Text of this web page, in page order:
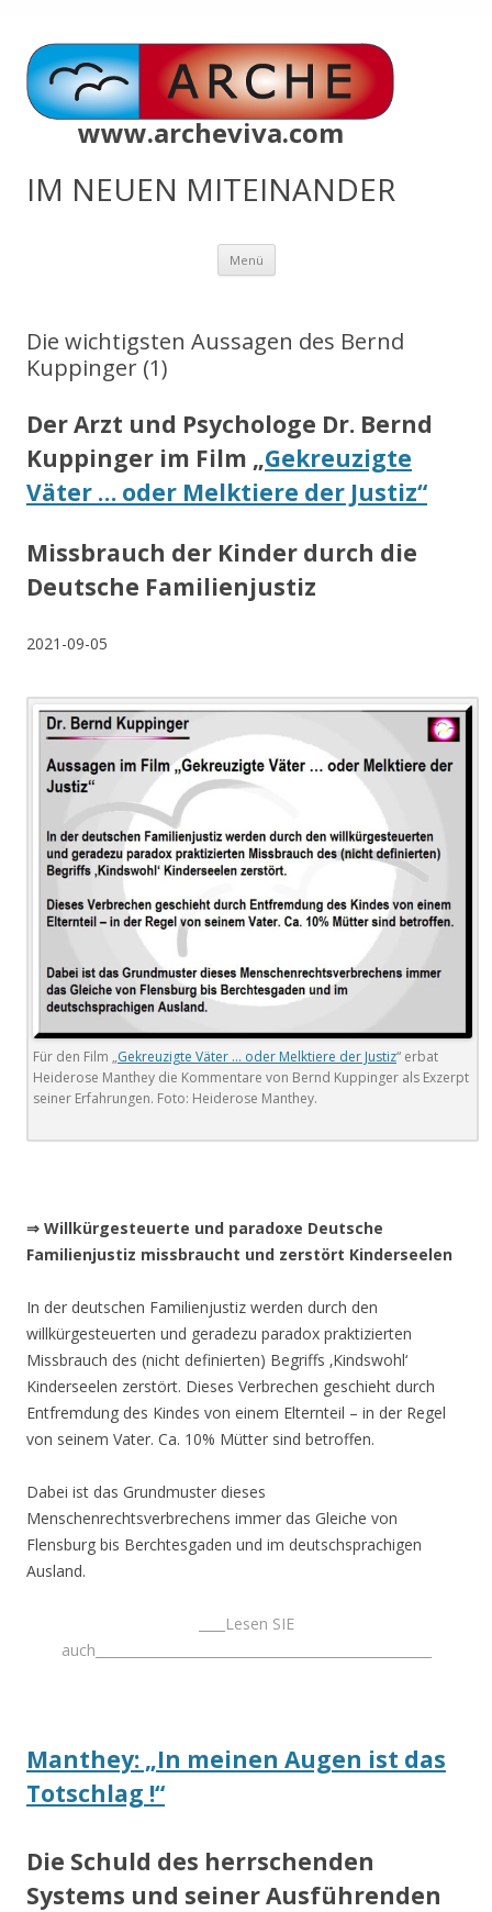
www.archeviva.com
IM NEUEN MITEINANDER
Menü Zum
springen
Die wichtigsten Aussagen des Bernd
Kuppinger (1)
Der Arzt und Psychologe Dr. Bernd
Kuppinger im Film „Gekreuzigte
Väter … oder Melktiere der Justiz“
Missbrauch der Kinder durch die
Deutsche Familienjustiz
2021-09-05
Für den Film „Gekreuzigte Väter … oder Melktiere der Justiz“ erbat
Heiderose Manthey die Kommentare von Bernd Kuppinger als Exzerpt
seiner Erfahrungen. Foto: Heiderose Manthey.
⇒ Willkürgesteuerte und paradoxe Deutsche
Familienjustiz missbraucht und zerstört Kinderseelen
In der deutschen Familienjustiz werden durch den
willkürgesteuerten und geradezu paradox praktizierten
Missbrauch des (nicht definierten) Begriffs ‚Kindswohl‘
Kinderseelen zerstört. Dieses Verbrechen geschieht durch
Entfremdung des Kindes von einem Elternteil – in der Regel
von seinem Vater. Ca. 10% Mütter sind betroffen.
Dabei ist das Grundmuster dieses
Menschenrechtsverbrechens immer das Gleiche von
Flensburg bis Berchtesgaden und im deutschsprachigen
Ausland.
____Lesen SIE
auch___________________________________________________
Manthey: „In meinen Augen ist das
Totschlag !“
Die Schuld des herrschenden
Systems und seiner Ausführenden